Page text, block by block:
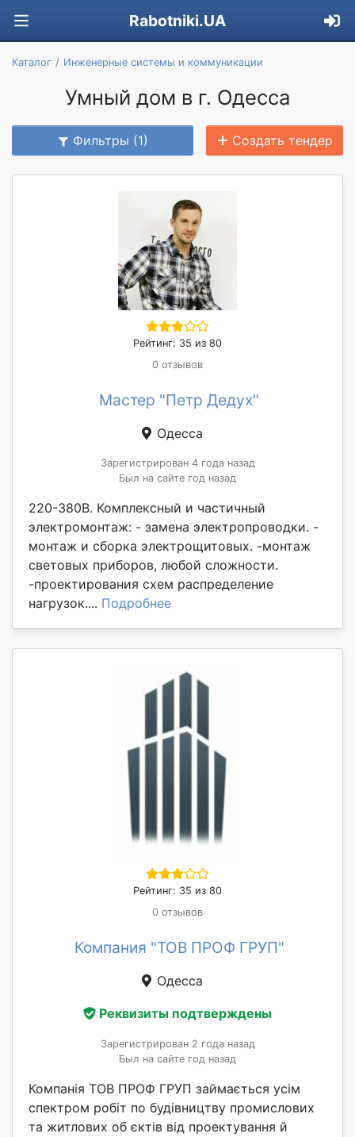
Rabotniki.UA
Каталог Инженерные системы и коммуникации
Умный дом в г. Одесса
Фильтры (1) Создать тендер
Рейтинг: 35 из 80
0 отзывов
Мастер "Петр Дедух"
Одесса
Зарегистрирован 4 года назад
Был на сайте год назад
220-380В. Комплексный и частичный
электромонтаж: - замена электропроводки. -
монтаж и сборка электрощитовых. -монтаж
световых приборов, любой сложности.
-проектирования схем распределение
нагрузок.... Подробнее
Рейтинг: 35 из 80
0 отзывов
Компания "ТОВ ПРОФ ГРУП"
Одесса
Реквизиты подтверждены
Зарегистрирован 2 года назад
Был на сайте год назад
Компанія ТОВ ПРОФ ГРУП займається усім
спектром робіт по будівництву промислових
та житлових об єктів від проектування й